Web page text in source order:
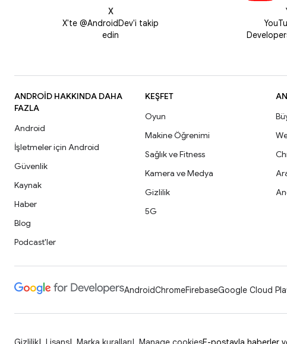
X
X'te @AndroidDev'i takip
edin
ANDROID HAKKINDA DAHA
FAZLA
Android
İşletmeler için Android
Güvenlik
Kaynak
Haber
Blog
Podcast'ler
KEŞFET
Oyun
Makine Öğrenimi
Sağlık ve Fitness
Kamera ve Medya
Gizlilik
5G
AndroidChromeFirebaseGoogle Cloud